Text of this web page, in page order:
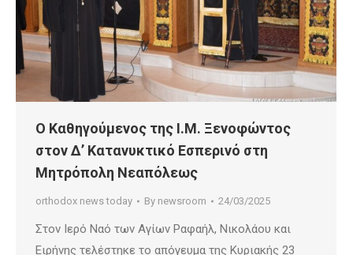
Ο Καθηγούμενος της Ι.Μ. Ξενοφώντος
στον Δ’ Κατανυκτικό Εσπερινό στη
Μητρόπολη Νεαπόλεως
orthodox news today By newsroom 24/03/2025
Στον Ιερό Ναό των Αγίων Ραφαήλ, Νικολάου και
Ειρήνης τελέστηκε το απόγευμα της Κυριακής 23